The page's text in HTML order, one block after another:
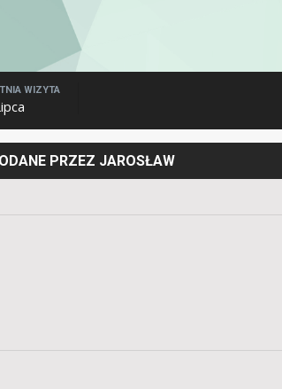
WIZYTA
PRZEZ JAROSŁAW